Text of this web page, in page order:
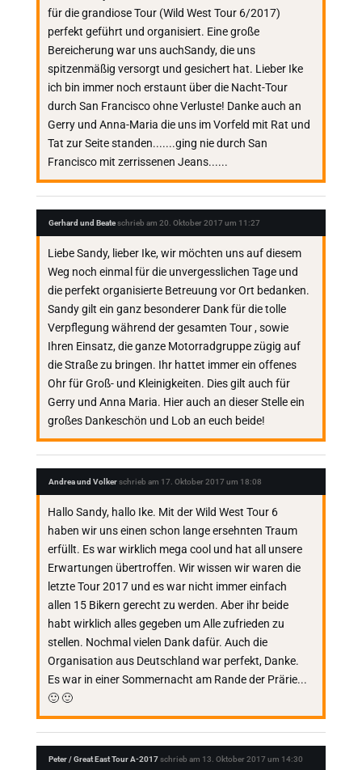
für die grandiose Tour (Wild West Tour 6/2017)
perfekt geführt und organisiert. Eine große
Bereicherung war uns auchSandy, die uns
spitzenmäßig versorgt und gesichert hat. Lieber Ike
ich bin immer noch erstaunt über die Nacht-Tour
durch San Francisco ohne Verluste! Danke auch an
Gerry und Anna-Maria die uns im Vorfeld mit Rat und
Tat zur Seite standen.......ging nie durch San
Francisco mit zerrissenen Jeans......
Gerhard und Beateschrieb am 20. Oktober 2017 um 11:27
Liebe Sandy, lieber Ike, wir möchten uns auf diesem
Weg noch einmal für die unvergesslichen Tage und
die perfekt organisierte Betreuung vor Ort bedanken.
Sandy gilt ein ganz besonderer Dank für die tolle
Verpflegung während der gesamten Tour , sowie
Ihren Einsatz, die ganze Motorradgruppe zügig auf
die Straße zu bringen. Ihr hattet immer ein offenes
Ohr für Groß- und Kleinigkeiten. Dies gilt auch für
Gerry und Anna Maria. Hier auch an dieser Stelle ein
großes Dankeschön und Lob an euch beide!
Andrea und Volkerschrieb am 17. Oktober 2017 um 18:08
Hallo Sandy, hallo Ike. Mit der Wild West Tour 6
haben wir uns einen schon lange ersehnten Traum
erfüllt. Es war wirklich mega cool und hat all unsere
Erwartungen übertroffen. Wir wissen wir waren die
letzte Tour 2017 und es war nicht immer einfach
allen 15 Bikern gerecht zu werden. Aber ihr beide
habt wirklich alles gegeben um Alle zufrieden zu
stellen. Nochmal vielen Dank dafür. Auch die
Organisation aus Deutschland war perfekt, Danke.
Es war in einer Sommernacht am Rande der Prärie...
🙂 🙂
Peter / Great East Tour A-2017schrieb am 13. Oktober 2017 um 14:30